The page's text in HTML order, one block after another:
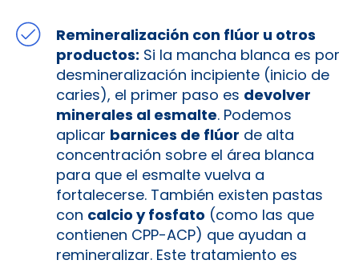
Remineralización con flúor u otros
productos: Si la mancha blanca es por
desmineralización incipiente (inicio de
caries), el primer paso es devolver
minerales al esmalte. Podemos
aplicar barnices de flúor de alta
concentración sobre el área blanca
para que el esmalte vuelva a
fortalecerse. También existen pastas
con calcio y fosfato (como las que
contienen CPP-ACP) que ayudan a
remineralizar. Este tratamiento es